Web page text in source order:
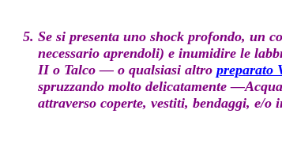
Se si presenta uno shock profondo, un
necessario aprendoli) e inumidire le
II o Talco — o qualsiasi altro preparato
spruzzando molto delicatamente —
attraverso coperte, vestiti, bendaggi, e/o